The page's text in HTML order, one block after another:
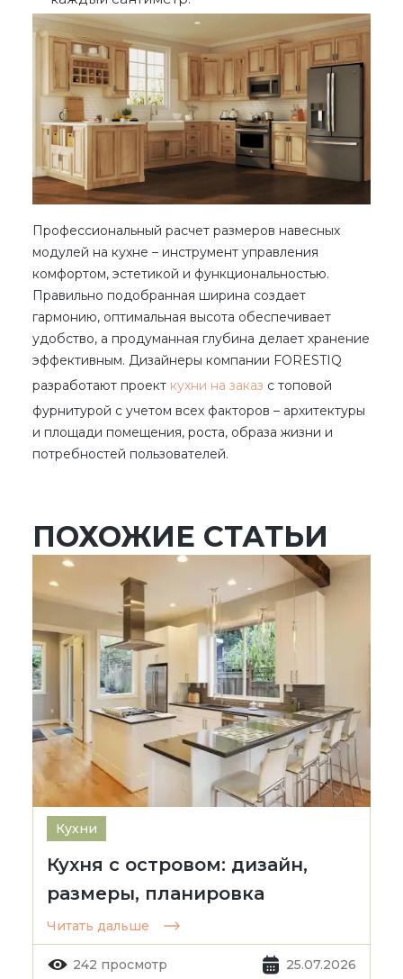
Профессиональный расчет размеров навесных
модулей на кухне – инструмент управления
комфортом, эстетикой и функциональностью.
Правильно подобранная ширина создает
гармонию, оптимальная высота обеспечивает
удобство, а продуманная глубина делает хранение
эффективным. Дизайнеры компании FORESTIQ
разработают проект кухни на заказ с топовой
фурнитурой с учетом всех факторов – архитектуры
и площади помещения, роста, образа жизни и
потребностей пользователей.
ПОХОЖИЕ СТАТЬИ
Кухни
Кухня с островом: дизайн,
размеры, планировка
Читать дальше
242 просмотр 25.07.2026